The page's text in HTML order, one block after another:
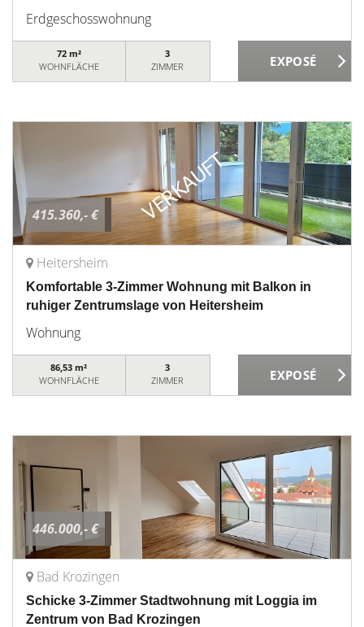
Erdgeschosswohnung
72 m²
WOHNFLÄCHE
3
ZIMMER
415.360,- €
Heitersheim
Komfortable 3-Zimmer Wohnung mit Balkon in
ruhiger Zentrumslage von Heitersheim
Wohnung
86,53 m²
WOHNFLÄCHE
3
ZIMMER
446.000,- €
Bad Krozingen
Schicke 3-Zimmer Stadtwohnung mit Loggia im
Zentrum von Bad Krozingen